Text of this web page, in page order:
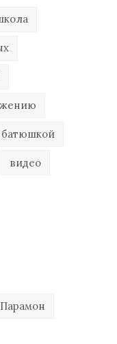
батюшкой
видео